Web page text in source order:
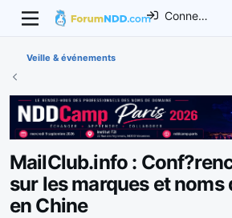
Connexion
Veille & événements
MailClub.info :
sur les marques et noms
en Chine